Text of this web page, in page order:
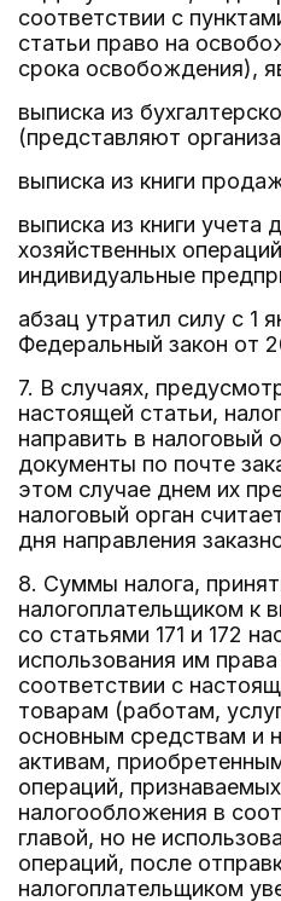
соответствии с
статьи право на
срока освобождения),
выписка из
(представляют
выписка из книги
выписка из книги учета
хозяйственных
индивидуальные
абзац утратил силу с 1
Федеральный закон от
7. В случаях,
настоящей статьи,
направить в налоговый
документы по почте
этом случае днем их
налоговый орган
дня направления
8. Суммы налога,
налогоплательщиком к
со статьями 171 и 172
использования им
соответствии с
товарам (работам,
основным средствам и
активам,
операций,
налогообложения в
главой, но не
операций, после
налогоплательщиком